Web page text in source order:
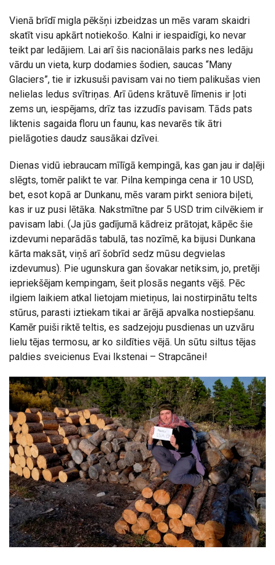
Vienā brīdī migla pēkšņi izbeidzas un mēs varam skaidri
skatīt visu apkārt notiekošo. Kalni ir iespaidīgi, ko nevar
teikt par ledājiem. Lai arī šis nacionālais parks nes ledāju
vārdu un vieta, kurp dodamies šodien, saucas “Many
Glaciers”, tie ir izkusuši pavisam vai no tiem palikušas vien
nelielas ledus svītriņas. Arī ūdens krātuvē līmenis ir ļoti
zems un, iespējams, drīz tas izzudīs pavisam. Tāds pats
liktenis sagaida floru un faunu, kas nevarēs tik ātri
pielāgoties daudz sausākai dzīvei.
Dienas vidū iebraucam mīlīgā kempingā, kas gan jau ir daļēji
slēgts, tomēr palikt te var. Pilna kempinga cena ir 10 USD,
bet, esot kopā ar Dunkanu, mēs varam pirkt seniora biļeti,
kas ir uz pusi lētāka. Nakstmītne par 5 USD trim cilvēkiem ir
pavisam labi. (Ja jūs gadījumā kādreiz prātojat, kāpēc šie
izdevumi neparādās tabulā, tas nozīmē, ka bijusi Dunkana
kārta maksāt, viņš arī šobrīd sedz mūsu degvielas
izdevumus). Pie ugunskura gan šovakar netiksim, jo, pretēji
iepriekšējam kempingam, šeit plosās negants vējš. Pēc
ilgiem laikiem atkal lietojam mietiņus, lai nostirpinātu telts
stūrus, parasti iztiekam tikai ar ārējā apvalka nostiepšanu.
Kamēr puiši riktē teltis, es sadzejoju pusdienas un uzvāru
lielu tējas termosu, ar ko sildīties vējā. Un sūtu siltus tējas
paldies sveicienus Evai Ikstenai – Strapcānei!